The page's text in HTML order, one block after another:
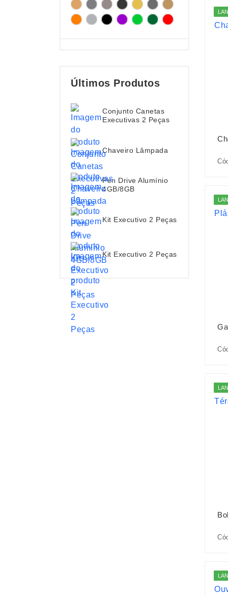
Últimos Produtos
Conjunto Canetas
Executivas 2 Peças
Chaveiro Lâmpada
Pen Drive Alumínio
4GB/8GB
Kit Executivo 2 Peças
Kit Executivo 2 Peças